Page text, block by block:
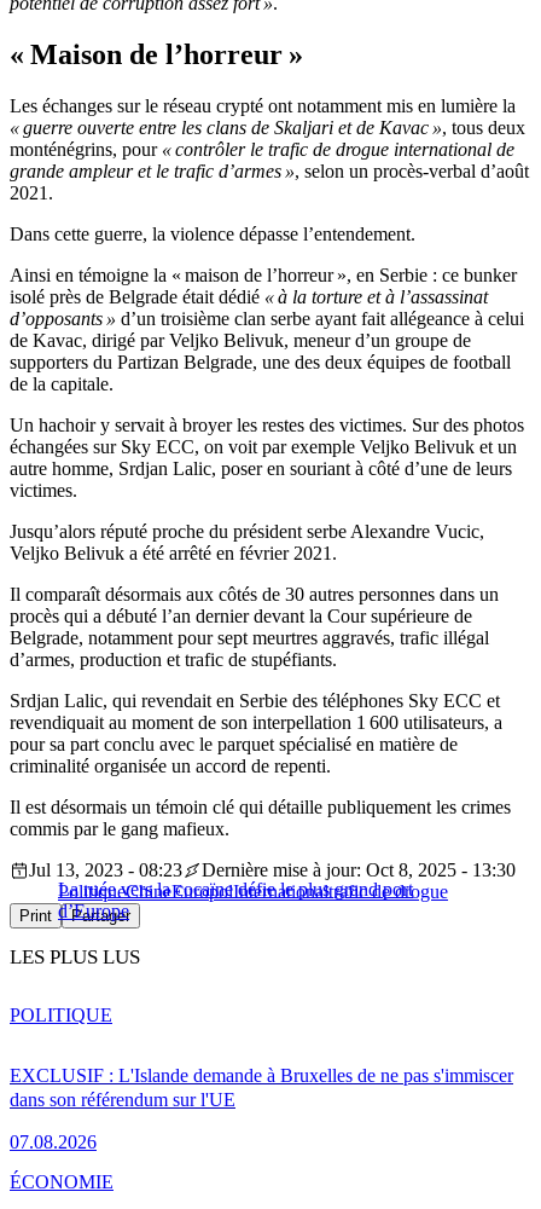
« Maison de l’horreur »
Les échanges sur le réseau crypté ont notamment mis en lumière la
« guerre ouverte entre les clans de Skaljari et de Kavac », tous deux
monténégrins, pour « contrôler le trafic de drogue international de
grande ampleur et le trafic d’armes », selon un procès-verbal d’août
2021.
Dans cette guerre, la violence dépasse l’entendement.
Ainsi en témoigne la « maison de l’horreur », en Serbie : ce bunker
isolé près de Belgrade était dédié « à la torture et à l’assassinat
d’opposants » d’un troisième clan serbe ayant fait allégeance à celui
de Kavac, dirigé par Veljko Belivuk, meneur d’un groupe de
supporters du Partizan Belgrade, une des deux équipes de football
de la capitale.
Un hachoir y servait à broyer les restes des victimes. Sur des photos
échangées sur Sky ECC, on voit par exemple Veljko Belivuk et un
autre homme, Srdjan Lalic, poser en souriant à côté d’une de leurs
victimes.
Jusqu’alors réputé proche du président serbe Alexandre Vucic,
Veljko Belivuk a été arrêté en février 2021.
Il comparaît désormais aux côtés de 30 autres personnes dans un
procès qui a débuté l’an dernier devant la Cour supérieure de
Belgrade, notamment pour sept meurtres aggravés, trafic illégal
d’armes, production et trafic de stupéfiants.
Srdjan Lalic, qui revendait en Serbie des téléphones Sky ECC et
revendiquait au moment de son interpellation 1 600 utilisateurs, a
pour sa part conclu avec le parquet spécialisé en matière de
criminalité organisée un accord de repenti.
Il est désormais un témoin clé qui détaille publiquement les crimes
commis par le gang mafieux.
La ruée vers la cocaïne défie le plus grand port
d’Europe
Jul 13, 2023 - 08:23
Dernière mise à jour: Oct 8, 2025 - 13:30
PolitiqueChineEuropolInternationaltrafic de drogue
Print Partager
LES PLUS LUS
EXCLUSIF : L'Islande demande à Bruxelles de ne pas s'immiscer
dans son référendum sur l'UE
07.08.2026
POLITIQUE
ÉCONOMIE